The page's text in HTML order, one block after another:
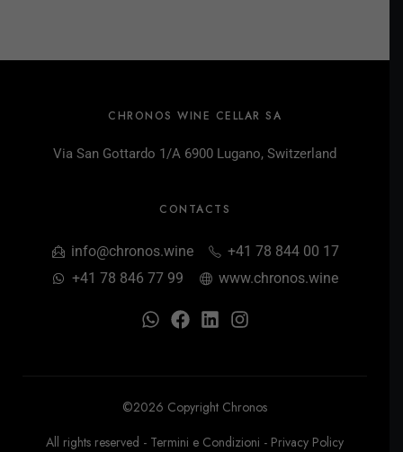
CHRONOS WINE CELLAR SA
Via San Gottardo 1/A 6900 Lugano, Switzerland
CONTACTS
info@chronos.wine
+41 78 844 00 17
+41 78 846 77 99
www.chronos.wine
©2026 Copyright Chronos
All rights reserved - Termini e Condizioni - Privacy Policy